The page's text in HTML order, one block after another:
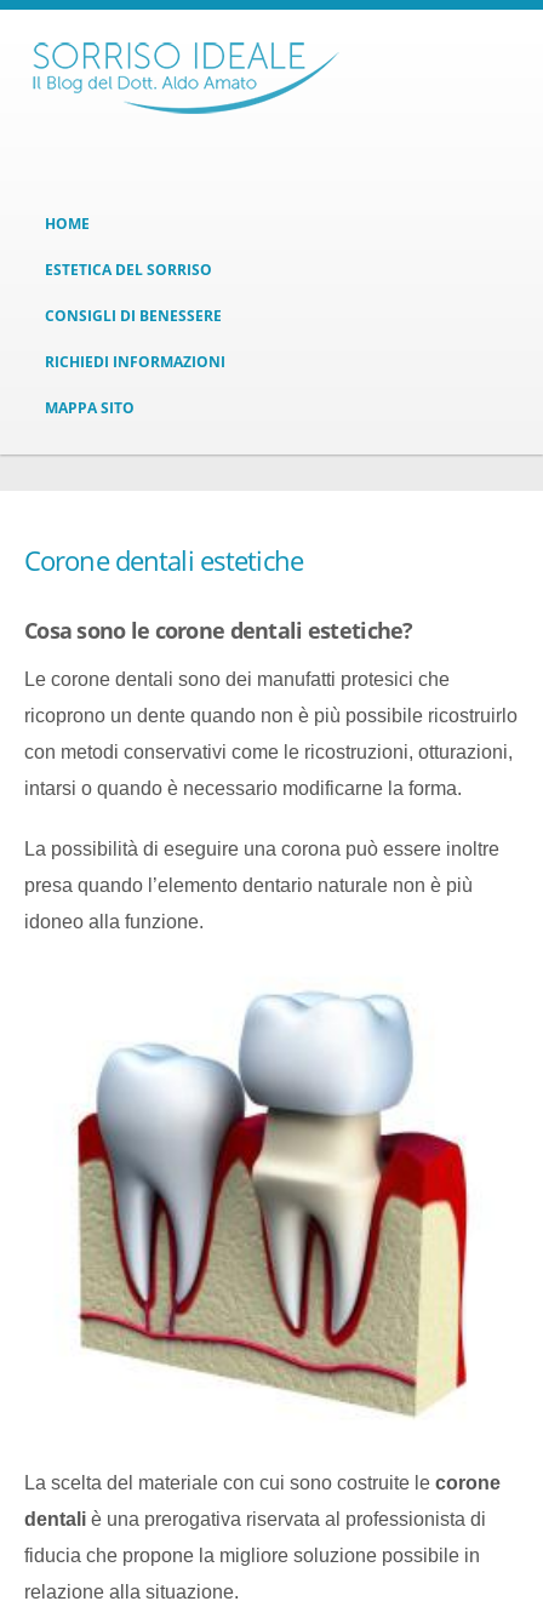
HOME
ESTETICA DEL SORRISO
CONSIGLI DI BENESSERE
RICHIEDI INFORMAZIONI
MAPPA SITO
Corone dentali estetiche
Cosa sono le corone dentali estetiche?
Le corone dentali sono dei manufatti protesici che
ricoprono un dente quando non è più possibile ricostruirlo
con metodi conservativi come le ricostruzioni, otturazioni,
intarsi o quando è necessario modificarne la forma.
La possibilità di eseguire una corona può essere inoltre
presa quando l’elemento dentario naturale non è più
idoneo alla funzione.
La scelta del materiale con cui sono costruite le corone
dentali è una prerogativa riservata al professionista di
fiducia che propone la migliore soluzione possibile in
relazione alla situazione.